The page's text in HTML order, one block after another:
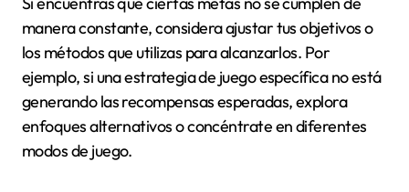
manera constante, considera ajustar tus objetivos o
los métodos que utilizas para alcanzarlos. Por
ejemplo, si una estrategia de juego específica no está
generando las recompensas esperadas, explora
enfoques alternativos o concéntrate en diferentes
modos de juego.